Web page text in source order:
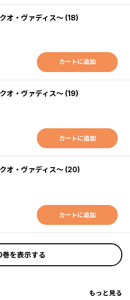
オ・ヴァディス～ (18)
カートに追加
オ・ヴァディス～ (19)
カートに追加
オ・ヴァディス～ (20)
カートに追加
を表示する
もっと見る